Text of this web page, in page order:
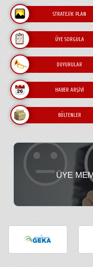
Alım veya Satımında DTB'ye Tescili
Üyeliği Zorunlu Kişi ve Kuruluşlar
STRATEJIK PLAN
ÜYE SORGULA
DUYURULAR
HABER ARŞIVI
BÜLTENLER
ÜYE